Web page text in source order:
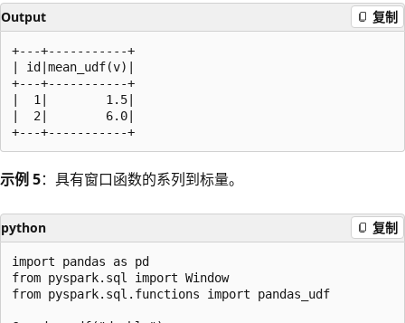
Output 复制
+---+-----------+
| id|mean_udf(v)|
+---+-----------+
|  1|        1.5|
|  2|        6.0|
示例 5：具有窗口函数的系列到标量。
python 复制
import pandas as pd
from pyspark.sql import Window
from pyspark.sql.functions import pandas_udf